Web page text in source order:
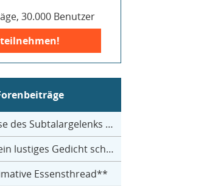
30.000 Benutzer
Subtalargelenks mit 27
Gedicht schreiben- jeder einen Satz
Essensthread**